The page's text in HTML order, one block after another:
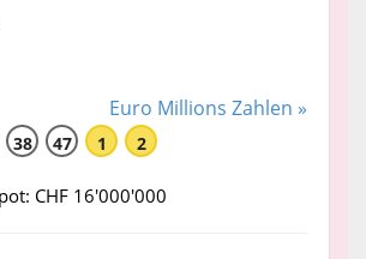
Euro Millions Zahlen »
38 47 1 2
CHF 16'000'000